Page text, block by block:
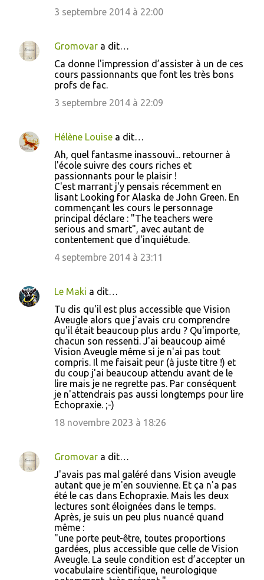
3 septembre 2014 à 22:00
Gromovar a dit…
Ca donne l'impression d’assister à un de ces
cours passionnants que font les très bons
profs de fac.
3 septembre 2014 à 22:09
Hélène Louise a dit…
Ah, quel fantasme inassouvi... retourner à
l'école suivre des cours riches et
passionnants pour le plaisir !
C'est marrant j'y pensais récemment en
lisant Looking for Alaska de John Green. En
commençant les cours le personnage
principal déclare : "The teachers were
serious and smart", avec autant de
contentement que d'inquiétude.
4 septembre 2014 à 23:11
Le Maki a dit…
Tu dis qu'il est plus accessible que Vision
Aveugle alors que j'avais cru comprendre
qu'il était beaucoup plus ardu ? Qu'importe,
chacun son ressenti. J'ai beaucoup aimé
Vision Aveugle même si je n'ai pas tout
compris. Il me faisait peur (à juste titre !) et
du coup j'ai beaucoup attendu avant de le
lire mais je ne regrette pas. Par conséquent
je n'attendrais pas aussi longtemps pour lire
Echopraxie. ;-)
18 novembre 2023 à 18:26
Gromovar a dit…
J'avais pas mal galéré dans Vision aveugle
autant que je m'en souvienne. Et ça n'a pas
été le cas dans Echopraxie. Mais les deux
lectures sont éloignées dans le temps.
Après, je suis un peu plus nuancé quand
même :
"une porte peut-être, toutes proportions
gardées, plus accessible que celle de Vision
Aveugle. La seule condition est d’accepter un
vocabulaire scientifique, neurologique